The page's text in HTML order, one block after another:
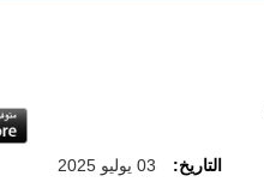
التاريخ: 03 يوليو 2025